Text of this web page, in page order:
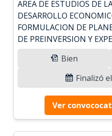
AREA DE ESTUDIOS DE
DESARROLLO
FORMULACION DE
DE PREINVERSION Y
Bien
Finalizó
Ver